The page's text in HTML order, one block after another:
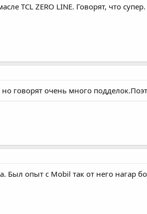
TCL ZERO LINE. Говорят, что
говорят очень много
Был опыт с Mobil так от него нагар